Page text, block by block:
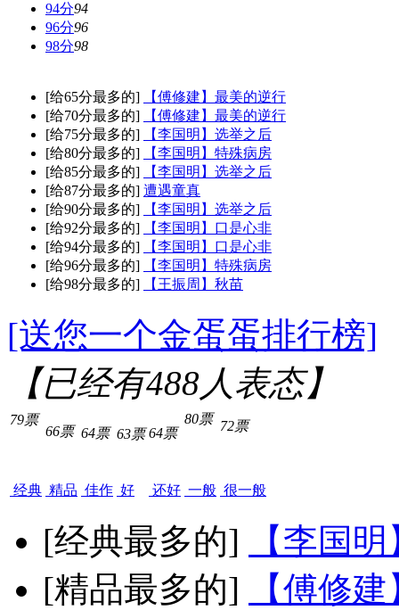
94分94
96分96
98分98
[给65分最多的]
【傅修建】最美的逆行
[给70分最多的]
【傅修建】最美的逆行
[给75分最多的]
【李国明】选举之后
[给80分最多的]
【李国明】特殊病房
[给85分最多的]
【李国明】选举之后
[给87分最多的] 遭遇童真
[给90分最多的]
【李国明】选举之后
[给92分最多的]
【李国明】口是心非
[给94分最多的]
【李国明】口是心非
[给96分最多的]
【李国明】特殊病房
[给98分最多的]
【王振周】秋苗
[送您一个金蛋蛋排行榜]
【已经有488人表态】
79票
经典
66票
精品
64票
佳作
63票
好
64票
还好
80票
一般
72票
很一般
[经典最多的]
【李国
[精品最多的]
【傅修